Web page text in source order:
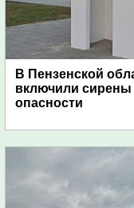
В Пензенской
включили сирены
опасности